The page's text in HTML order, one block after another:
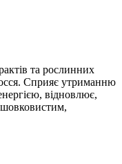
та рослинних
Сприяє утриманню
відновлює,